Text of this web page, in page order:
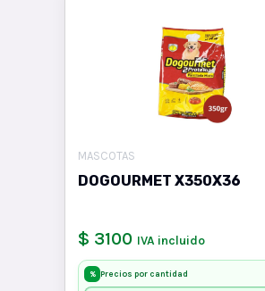
MASCOTAS
DOGOURMET X350X36
$ 3100 IVA incluido
% Precios por cantidad